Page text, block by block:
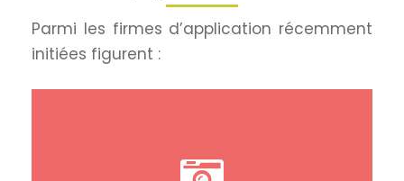
Parmi les firmes d’application récemment
initiées figurent :